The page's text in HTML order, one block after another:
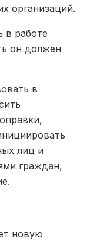
организаций.
в работе
он должен
в
лиц и
граждан,
новую